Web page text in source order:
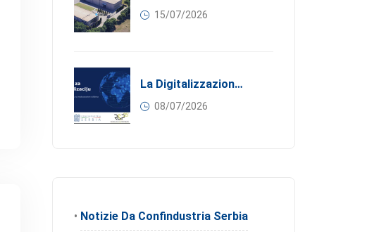
15/07/2026
La Digitalizzazione Come Motore Dell’internazionalizzazione
08/07/2026
• Notizie Da Confindustria Serbia